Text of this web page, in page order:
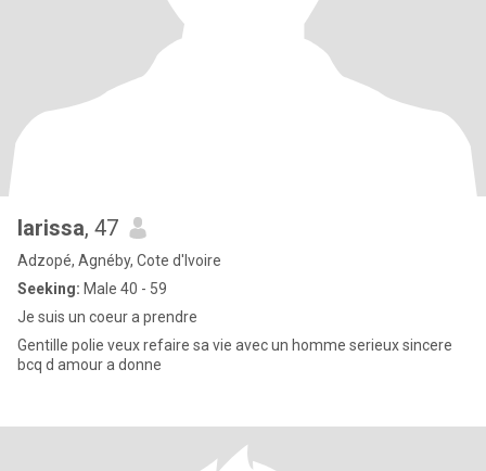
larissa, 47
Adzopé, Agnéby, Cote d'Ivoire
Seeking: Male 40 - 59
Je suis un coeur a prendre
Gentille polie veux refaire sa vie avec un homme serieux sincere
bcq d amour a donne